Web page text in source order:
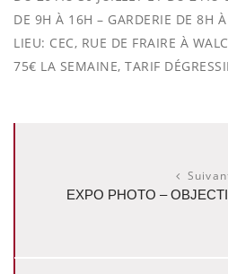
DE 9H À 16H – GARDERIE DE 8H
LIEU: CEC, RUE DE FRAIRE À
75€ LA SEMAINE, TARIF
EXPO PHOTO –